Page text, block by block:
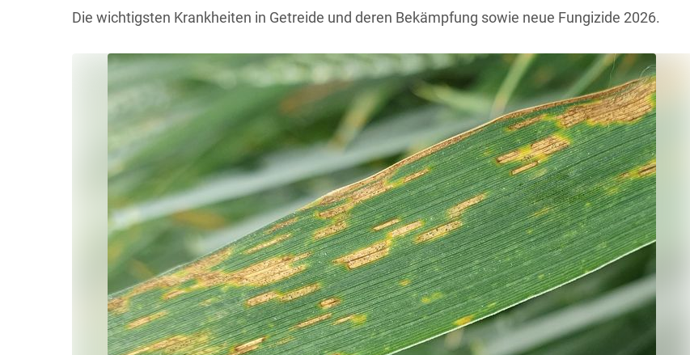
Skip to main content
Die wichtigsten Krankheiten in Getreide und deren Bekämpfung sowie neue Fungizide 2026.